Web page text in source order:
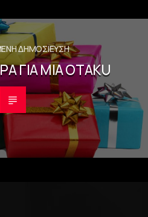
ΔΗΜΟΣΊΕΥΣΗ
ΓΙΑ ΜΙΑ OTAKU